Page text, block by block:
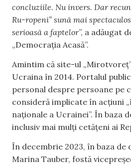
concluziile. Nu invers. Dar
Ru-ropeni” sună mai
serioasă a faptelor”, a adăugat
„Democrația Acasă”.
Amintim că site-ul
Ucraina în 2014. Portalul
personal despre persoane pe
consideră implicate în acțiuni
naționale a Ucrainei”. În baza
inclusiv mai mulți cetățeni ai
În decembrie 2023, în baza de
Marina Tauber, fostă